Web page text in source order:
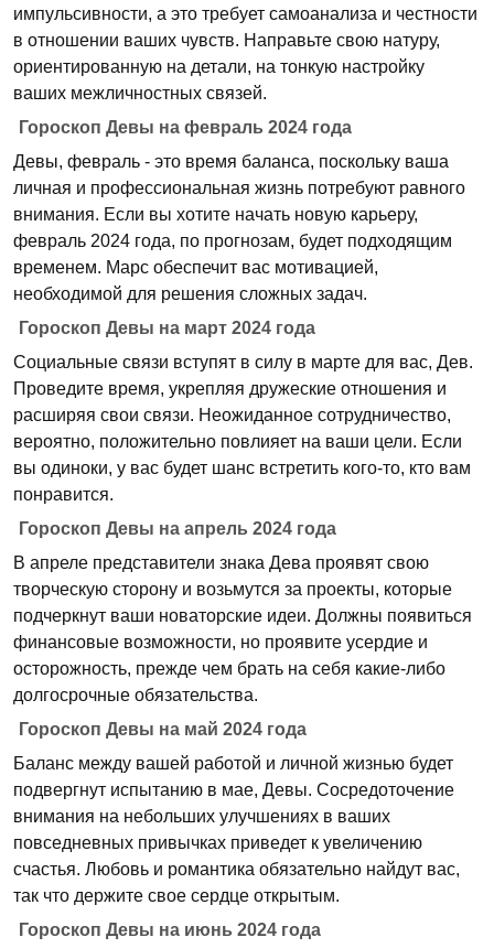
импульсивности, а это требует самоанализа и честности
в отношении ваших чувств. Направьте свою натуру,
ориентированную на детали, на тонкую настройку
ваших межличностных связей.
Гороскоп Девы на февраль 2024 года
Девы, февраль - это время баланса, поскольку ваша
личная и профессиональная жизнь потребуют равного
внимания. Если вы хотите начать новую карьеру,
февраль 2024 года, по прогнозам, будет подходящим
временем. Марс обеспечит вас мотивацией,
необходимой для решения сложных задач.
Гороскоп Девы на март 2024 года
Социальные связи вступят в силу в марте для вас, Дев.
Проведите время, укрепляя дружеские отношения и
расширяя свои связи. Неожиданное сотрудничество,
вероятно, положительно повлияет на ваши цели. Если
вы одиноки, у вас будет шанс встретить кого-то, кто вам
понравится.
Гороскоп Девы на апрель 2024 года
В апреле представители знака Дева проявят свою
творческую сторону и возьмутся за проекты, которые
подчеркнут ваши новаторские идеи. Должны появиться
финансовые возможности, но проявите усердие и
осторожность, прежде чем брать на себя какие-либо
долгосрочные обязательства.
Гороскоп Девы на май 2024 года
Баланс между вашей работой и личной жизнью будет
подвергнут испытанию в мае, Девы. Сосредоточение
внимания на небольших улучшениях в ваших
повседневных привычках приведет к увеличению
счастья. Любовь и романтика обязательно найдут вас,
так что держите свое сердце открытым.
Гороскоп Девы на июнь 2024 года